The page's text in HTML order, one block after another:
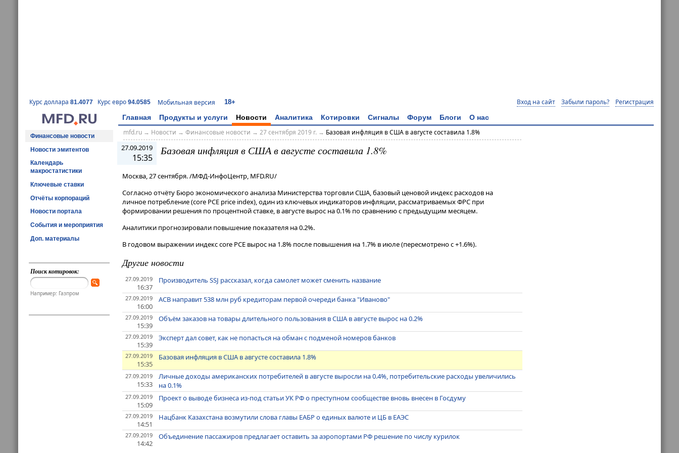
Курс доллара 81.4077 Курс евро 94.0585 Мобильная версия 18+ Вход на сайт Забыли пароль? Регистрация
Главная Продукты и услуги Новости Аналитика Котировки Сигналы Форум Блоги О нас
Финансовые новости
Новости эмитентов
Календарь
макростатистики
Ключевые ставки
Отчёты корпораций
Новости портала
События и мероприятия
Доп. материалы
Поиск котировок:
Например: Газпром
mfd.ru→ Новости → Финансовые новости → 27 сентября 2019 г. → Базовая инфляция в США в августе составила 1.8%
27.09.2019
15:35
Базовая инфляция в США в августе составила 1.8%
Москва, 27 сентября. /МФД-ИнфоЦентр, MFD.RU/
Согласно отчёту Бюро экономического анализа Министерства торговли США, базовый ценовой индекс расходов на
личное потребление (core PCE price index), один из ключевых индикаторов инфляции, рассматриваемых ФРС при
формировании решения по процентной ставке, в августе вырос на 0.1% по сравнению с предыдущим месяцем.
Аналитики прогнозировали повышение показателя на 0.2%.
В годовом выражении индекс core PCE вырос на 1.8% после повышения на 1.7% в июле (пересмотрено с +1.6%).
Другие новости
27.09.2019
16:37
Производитель SSJ рассказал, когда самолет может сменить название
27.09.2019
16:00
АСВ направит 538 млн руб кредиторам первой очереди банка "Иваново"
27.09.2019
15:39
Объём заказов на товары длительного пользования в США в августе вырос на 0.2%
27.09.2019
15:39
Эксперт дал совет, как не попасться на обман с подменой номеров банков
27.09.2019
15:35
Базовая инфляция в США в августе составила 1.8%
27.09.2019
15:33
Личные доходы американских потребителей в августе выросли на 0.4%, потребительские расходы увеличились
на 0.1%
27.09.2019
15:09
Проект о выводе бизнеса из-под статьи УК РФ о преступном сообществе вновь внесен в Госдуму
27.09.2019
14:51
Нацбанк Казахстана возмутили слова главы ЕАБР о единых валюте и ЦБ в ЕАЭС
27.09.2019
14:42
Объединение пассажиров предлагает оставить за аэропортами РФ решение по числу курилок